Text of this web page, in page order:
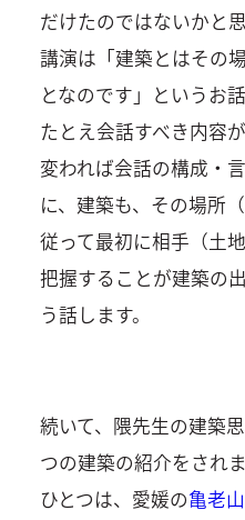
だけたのではないかと思
講演は「建築とはその
となのです」というお
たとえ会話すべき内容
変われば会話の構成・
に、建築も、その場所
従って最初に相手（土
把握することが建築の
う話します。
続いて、隈先生の建築
つの建築の紹介をされま
ひとつは、愛媛の亀老